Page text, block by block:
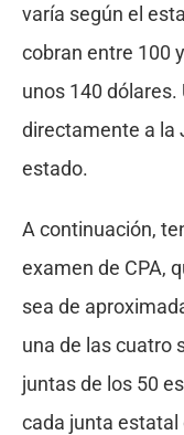
varía según el
cobran entre 100
unos 140
directamente a la
estado.
A continuación,
examen de CPA,
sea de
una de las cuatro
juntas de los 50
cada junta estatal